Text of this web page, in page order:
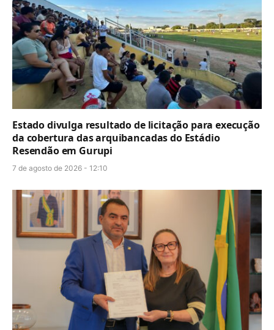
Estado divulga resultado de licitação para execução
da cobertura das arquibancadas do Estádio
Resendão em Gurupi
7 de agosto de 2026 - 12:10